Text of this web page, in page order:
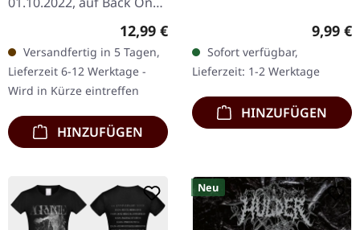
Black. Schwarze Musik-
Kassette. Die griechischen
Extreme-Metal-Legenden
Rotting…
Regulärer Preis:
12,99 €
Versandfertig in 5 Tagen,
Lieferzeit 6-12 Werktage -
Wird in Kürze eintreffen
HINZUFÜGEN
9,99 €
Sofort verfügbar,
Lieferzeit: 1-2 Werktage
HINZUFÜGEN
Neu